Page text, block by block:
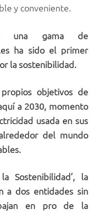
y conveniente.
una gama de
ha sido el primer
la sostenibilidad.
objetivos de
a 2030, momento
usada en sus
del mundo
Sostenibilidad’, la
a dos entidades sin
en pro de la